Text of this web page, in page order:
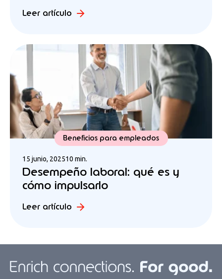
Leer artículo
Beneficios para empleados
15 junio, 202510 min.
Desempeño laboral: qué es y
cómo impulsarlo
Leer artículo